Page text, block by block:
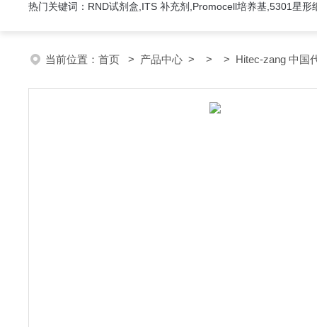
热门关键词：RND试剂盒,ITS 补充剂,Promocell培养基,5301星形
当前位置： 首页 > 产品中心 > > > Hitec-zang 中国